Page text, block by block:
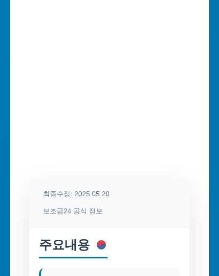
최종수정: 2025.05.20
보조금24 공식 정보
주요내용